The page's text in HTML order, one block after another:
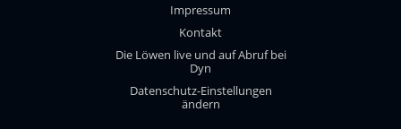
Impressum
Kontakt
Die Löwen live und auf Abruf bei
Dyn
Datenschutz-Einstellungen
ändern